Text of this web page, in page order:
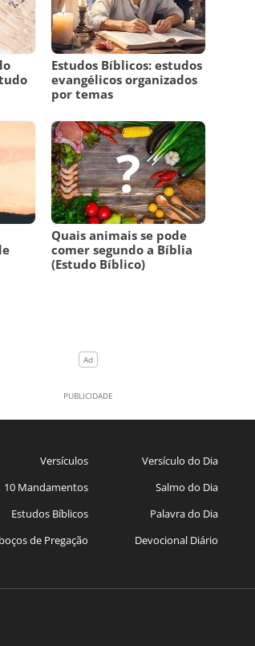
Estudos Bíblicos: estudos
evangélicos organizados
por temas
Quais animais se pode
comer segundo a Bíblia
(Estudo Bíblico)
Versículos
10 Mandamentos
Estudos Bíblicos
de Pregação
Versículo do Dia
Salmo do Dia
Palavra do Dia
Devocional Diário